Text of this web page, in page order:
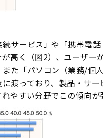
サービス」や「携帯電
高く（図2）、ユーザー
た「パソコン（業務/個
渡っており、製品・サ
やすい分野でこの傾向が